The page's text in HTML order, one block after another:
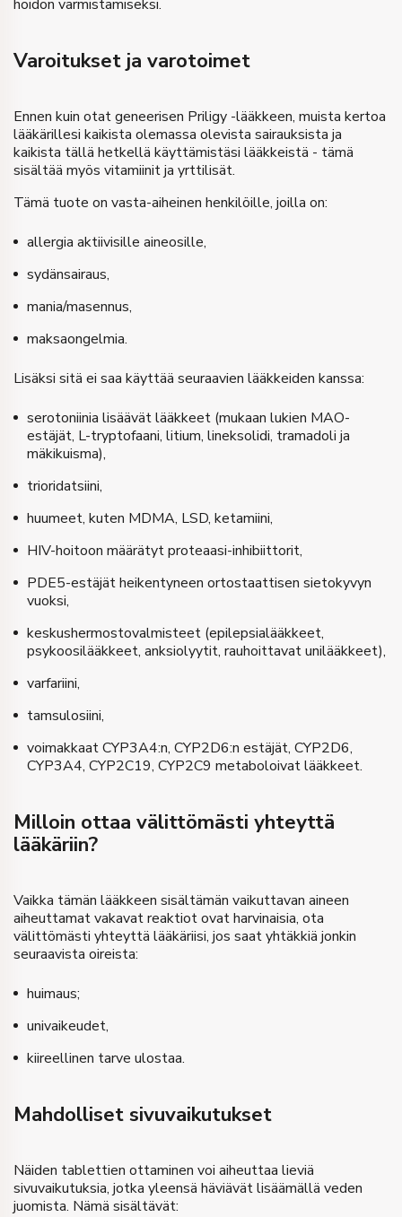
hoidon varmistamiseksi.
Varoitukset ja varotoimet
Ennen kuin otat geneerisen Priligy -lääkkeen, muista kertoa
lääkärillesi kaikista olemassa olevista sairauksista ja
kaikista tällä hetkellä käyttämistäsi lääkkeistä - tämä
sisältää myös vitamiinit ja yrttilisät.
Tämä tuote on vasta-aiheinen henkilöille, joilla on:
allergia aktiivisille aineosille,
sydänsairaus,
mania/masennus,
maksaongelmia.
Lisäksi sitä ei saa käyttää seuraavien lääkkeiden kanssa:
serotoniinia lisäävät lääkkeet (mukaan lukien MAO-
estäjät, L-tryptofaani, litium, lineksolidi, tramadoli ja
mäkikuisma),
trioridatsiini,
huumeet, kuten MDMA, LSD, ketamiini,
HIV-hoitoon määrätyt proteaasi-inhibiittorit,
PDE5-estäjät heikentyneen ortostaattisen sietokyvyn
vuoksi,
keskushermostovalmisteet (epilepsialääkkeet,
psykoosilääkkeet, anksiolyytit, rauhoittavat unilääkkeet),
varfariini,
tamsulosiini,
voimakkaat CYP3A4:n, CYP2D6:n estäjät, CYP2D6,
CYP3A4, CYP2C19, CYP2C9 metaboloivat lääkkeet.
Milloin ottaa välittömästi yhteyttä
lääkäriin?
Vaikka tämän lääkkeen sisältämän vaikuttavan aineen
aiheuttamat vakavat reaktiot ovat harvinaisia, ota
välittömästi yhteyttä lääkäriisi, jos saat yhtäkkiä jonkin
seuraavista oireista:
huimaus;
univaikeudet,
kiireellinen tarve ulostaa.
Mahdolliset sivuvaikutukset
Näiden tablettien ottaminen voi aiheuttaa lieviä
sivuvaikutuksia, jotka yleensä häviävät lisäämällä veden
juomista. Nämä sisältävät: